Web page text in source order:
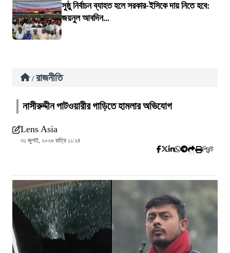
সুষ্ঠু নির্বাচন ব্যাহত হলে সরকার-ইসিকে দায় নিতে হবে:
জয়নুল আবদিন...
/ রাজনীতি
নাসীরুদ্দীন পাটওয়ারীর গাড়িতে হামলার অভিযোগ
Lens Asia
৩১ জুলাই, ২০২৬ রাত্রি ১১:২৪
প্রিন্ট